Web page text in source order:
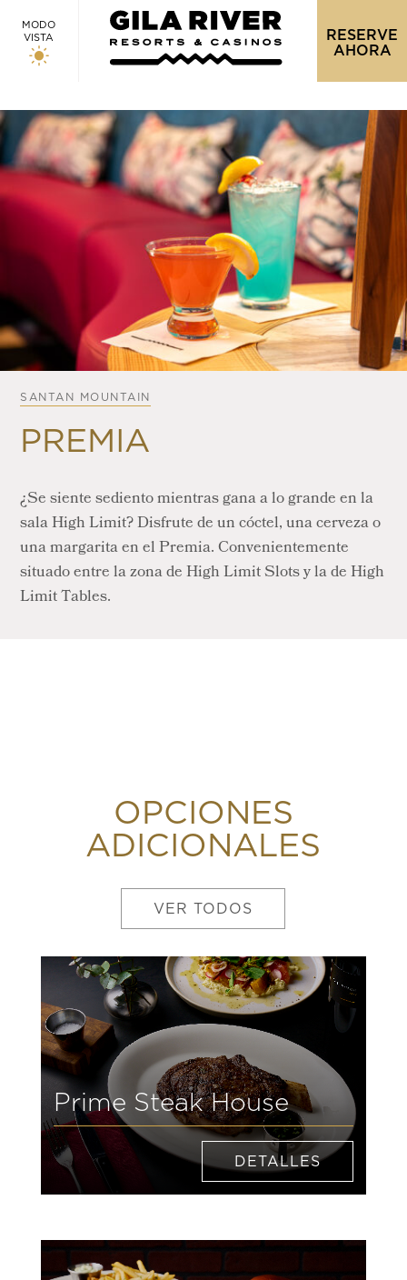
MODO
VISTA
RESERVE
AHORA
SANTAN MOUNTAIN
PREMIA
¿Se siente sediento mientras gana a lo grande en la
sala High Limit? Disfrute de un cóctel, una cerveza o
una margarita en el Premia. Convenientemente
situado entre la zona de High Limit Slots y la de High
Limit Tables.
OPCIONES
ADICIONALES
VER TODOS
Prime Steak House
DETALLES